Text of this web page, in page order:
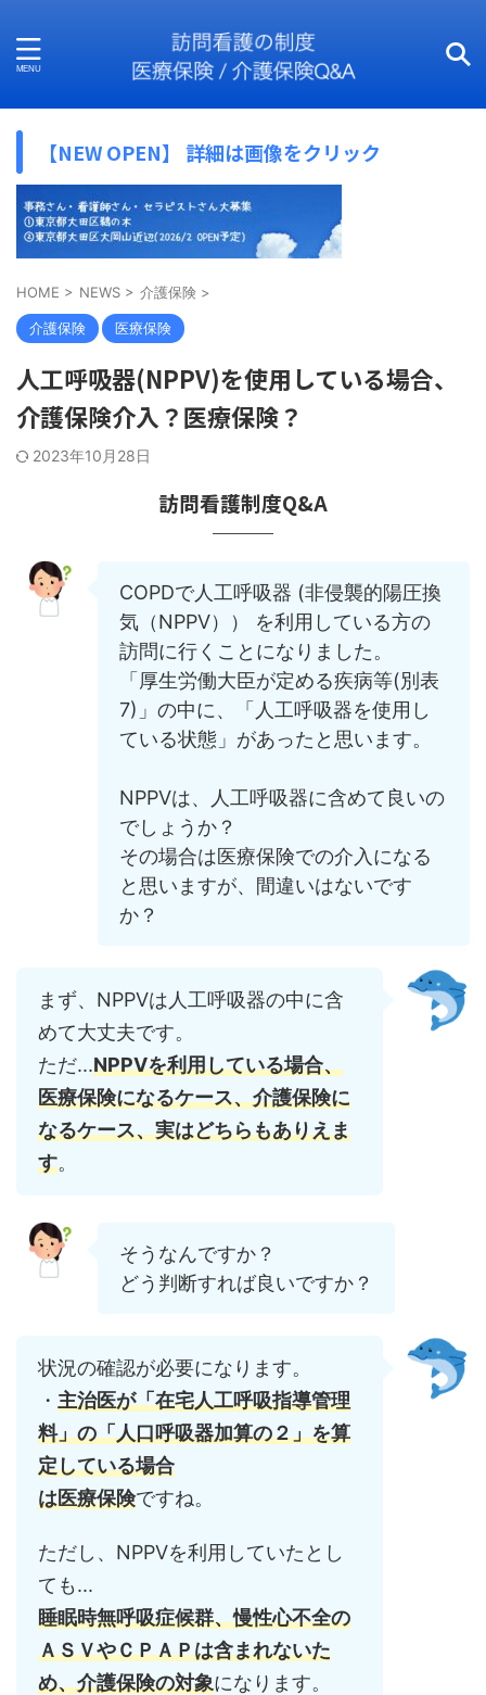
【NEW OPEN】 詳細は画像をクリック
HOME > NEWS > 介護保険 >
介護保険 医療保険
人工呼吸器(NPPV)を使用している場合、
介護保険介入？医療保険？
2023年10月28日
訪問看護制度Q&A
COPDで人工呼吸器 (非侵襲的陽圧換
気（NPPV）） を利用している方の
訪問に行くことになりました。
「厚生労働大臣が定める疾病等(別表
7)」の中に、「人工呼吸器を使用し
ている状態」があったと思います。
NPPVは、人工呼吸器に含めて良いの
でしょうか？
その場合は医療保険での介入になる
と思いますが、間違いはないです
か？
まず、NPPVは人工呼吸器の中に含
めて大丈夫です。
ただ...NPPVを利用している場合、
医療保険になるケース、介護保険に
なるケース、実はどちらもありえま
す。
そうなんですか？
どう判断すれば良いですか？
状況の確認が必要になります。
・ 主治医が「在宅人工呼吸指導管理
料」の「人口呼吸器加算の２」を算
定している場合
は医療保険ですね。
ただし、NPPVを利用していたとし
ても...
睡眠時無呼吸症候群、慢性心不全の
ＡＳＶやＣＰＡＰは含まれないた
め、介護保険の対象になります。